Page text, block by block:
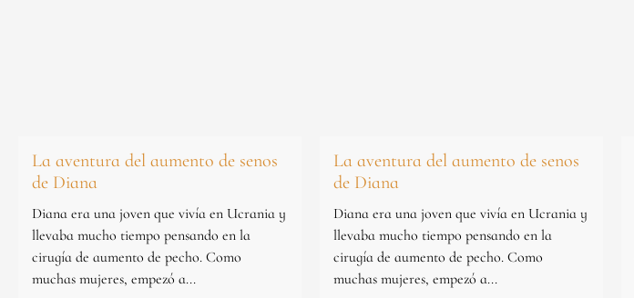
La aventura del aumento de senos
de Diana
Diana era una joven que vivía en Ucrania y
llevaba mucho tiempo pensando en la
cirugía de aumento de pecho. Como
muchas mujeres, empezó a...
La aventura del aumento de senos
de Diana
Diana era una joven que vivía en Ucrania y
llevaba mucho tiempo pensando en la
cirugía de aumento de pecho. Como
muchas mujeres, empezó a...